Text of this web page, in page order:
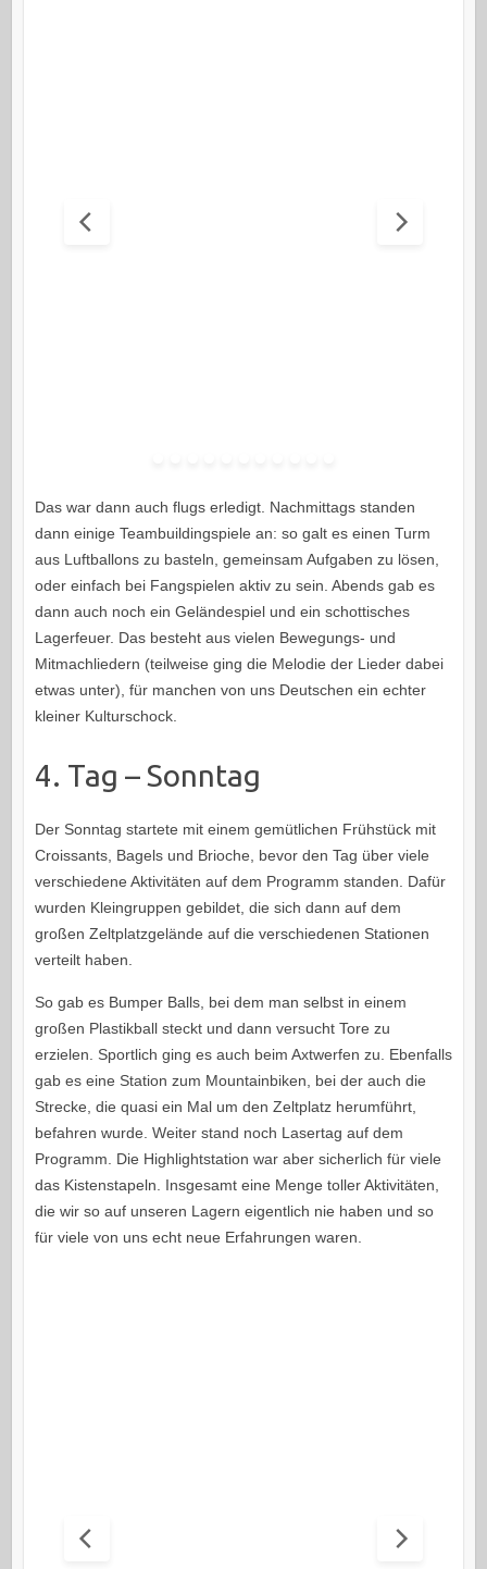
Das war dann auch flugs erledigt. Nachmittags standen
dann einige Teambuildingspiele an: so galt es einen Turm
aus Luftballons zu basteln, gemeinsam Aufgaben zu lösen,
oder einfach bei Fangspielen aktiv zu sein. Abends gab es
dann auch noch ein Geländespiel und ein schottisches
Lagerfeuer. Das besteht aus vielen Bewegungs- und
Mitmachliedern (teilweise ging die Melodie der Lieder dabei
etwas unter), für manchen von uns Deutschen ein echter
kleiner Kulturschock.
4. Tag – Sonntag
Der Sonntag startete mit einem gemütlichen Frühstück mit
Croissants, Bagels und Brioche, bevor den Tag über viele
verschiedene Aktivitäten auf dem Programm standen. Dafür
wurden Kleingruppen gebildet, die sich dann auf dem
großen Zeltplatzgelände auf die verschiedenen Stationen
verteilt haben.
So gab es Bumper Balls, bei dem man selbst in einem
großen Plastikball steckt und dann versucht Tore zu
erzielen. Sportlich ging es auch beim Axtwerfen zu. Ebenfalls
gab es eine Station zum Mountainbiken, bei der auch die
Strecke, die quasi ein Mal um den Zeltplatz herumführt,
befahren wurde. Weiter stand noch Lasertag auf dem
Programm. Die Highlightstation war aber sicherlich für viele
das Kistenstapeln. Insgesamt eine Menge toller Aktivitäten,
die wir so auf unseren Lagern eigentlich nie haben und so
für viele von uns echt neue Erfahrungen waren.